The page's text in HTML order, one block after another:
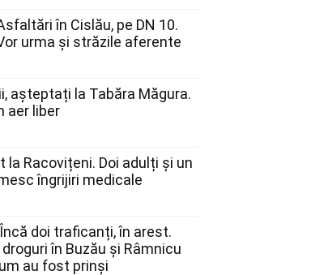
în Cislău, pe DN 10.
urma și străzile aferente
așteptați la Tabăra Măgura.
aer liber
la Racovițeni. Doi adulți și un
îngrijiri medicale
Încă doi traficanți, în arest.
în Buzău și Râmnicu
au fost prinși